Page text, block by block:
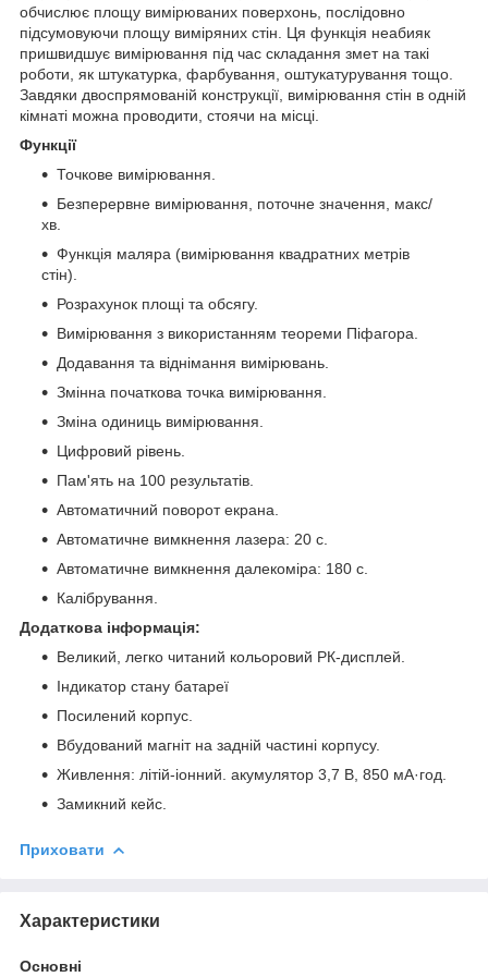
обчислює площу вимірюваних поверхонь, послідовно
підсумовуючи площу виміряних стін. Ця функція неабияк
пришвидшує вимірювання під час складання змет на такі
роботи, як штукатурка, фарбування, оштукатурування тощо.
Завдяки двоспрямованій конструкції, вимірювання стін в одній
кімнаті можна проводити, стоячи на місці.
Функції
Точкове вимірювання.
Безперервне вимірювання, поточне значення, макс/
хв.
Функція маляра (вимірювання квадратних метрів
стін).
Розрахунок площі та обсягу.
Вимірювання з використанням теореми Піфагора.
Додавання та віднімання вимірювань.
Змінна початкова точка вимірювання.
Зміна одиниць вимірювання.
Цифровий рівень.
Пам'ять на 100 результатів.
Автоматичний поворот екрана.
Автоматичне вимкнення лазера: 20 с.
Автоматичне вимкнення далекоміра: 180 с.
Калібрування.
Додаткова інформація:
Великий, легко читаний кольоровий РК-дисплей.
Індикатор стану батареї
Посилений корпус.
Вбудований магніт на задній частині корпусу.
Живлення: літій-іонний. акумулятор 3,7 В, 850 мА·год.
Замикний кейс.
Приховати
Характеристики
Основні